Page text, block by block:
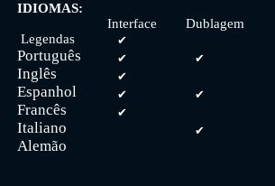
IDIOMAS:
Interface Dublagem
Legendas
Português
Inglês
Espanhol
Francês
Italiano
Alemão
✔
✔
✔
✔
✔
✔
✔
✔